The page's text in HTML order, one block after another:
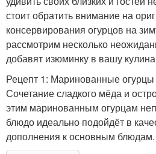
стоит обратить внимание на
консервирования огурцов на
рассмотрим несколько
добавят изюминку в вашу
Рецепт 1: Маринованные
Сочетание сладкого мёда и
этим маринованным огурцам
блюдо идеально подойдёт в
дополнения к основным блюдам.